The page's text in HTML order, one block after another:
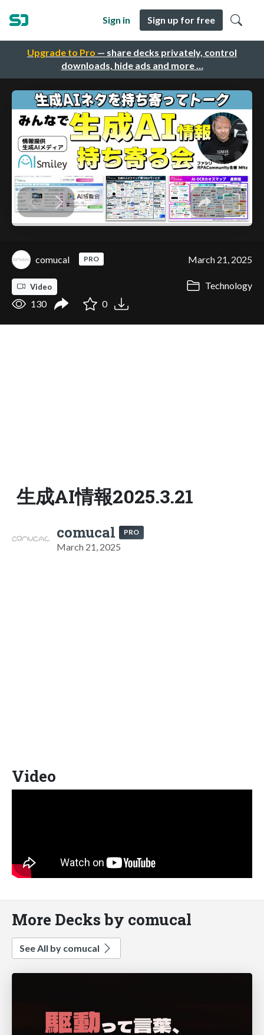
Upgrade to Pro — share decks privately, control
downloads, hide ads and more …
Sign in Sign up for free
comucal PRO March 21, 2025
Video
Technology
130
0
生成AI情報2025.3.21
comucal PRO
March 21, 2025
Video
More Decks by comucal
See All by comucal